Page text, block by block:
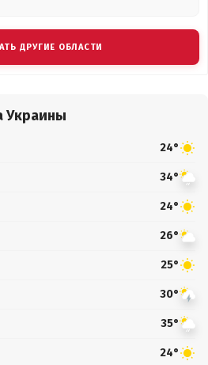
ДРУГИЕ ОБЛАСТИ
Украины
24°
34°
24°
26°
25°
30°
35°
24°